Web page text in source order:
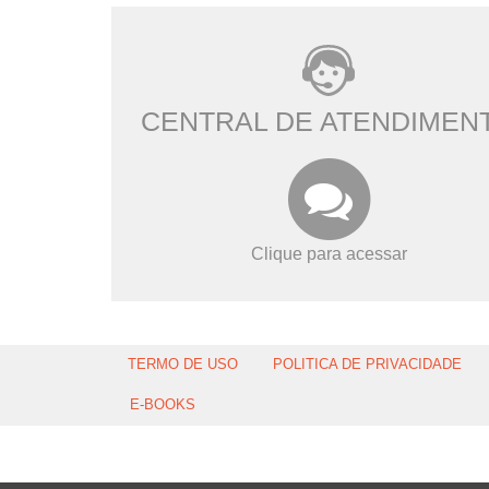
CENTRAL DE
Clique para acessar
TERMO DE USO POLITICA DE PRIVACIDADE
E-BOOKS